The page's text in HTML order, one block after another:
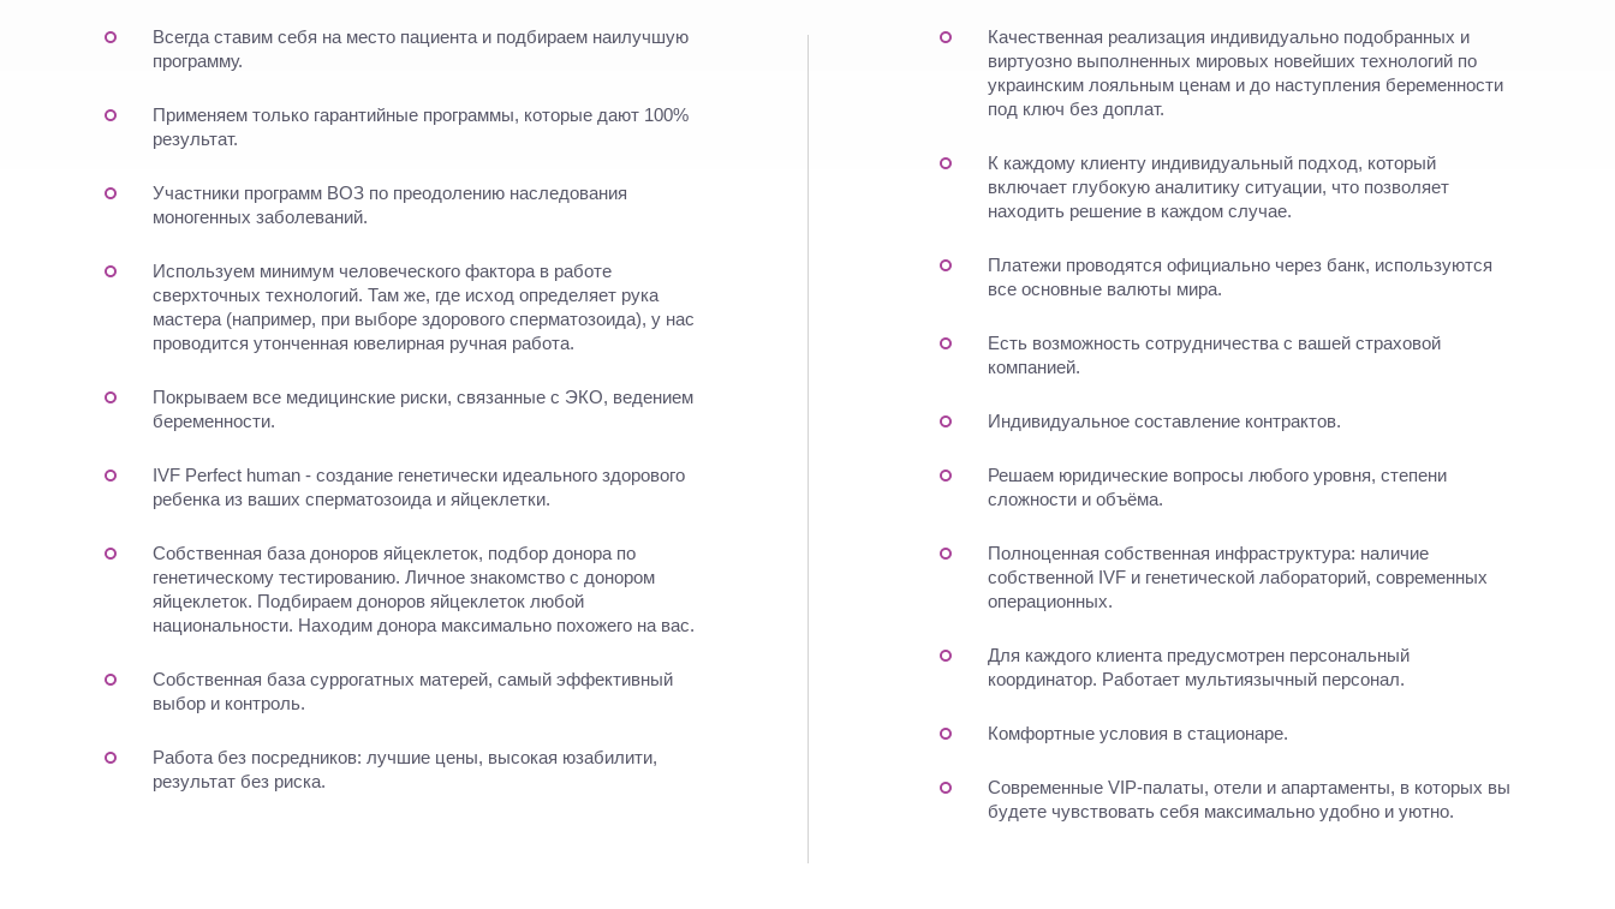
Всегда ставим себя на место пациента и подбираем наилучшую
программу.
Применяем только гарантийные программы, которые дают 100%
результат.
Участники программ ВОЗ по преодолению наследования
моногенных заболеваний.
Используем минимум человеческого фактора в работе
сверхточных технологий. Там же, где исход определяет рука
мастера (например, при выборе здорового сперматозоида), у нас
проводится утонченная ювелирная ручная работа.
Покрываем все медицинские риски, связанные с ЭКО, ведением
беременности.
IVF Perfect human - создание генетически идеального здорового
ребенка из ваших сперматозоида и яйцеклетки.
Собственная база доноров яйцеклеток, подбор донора по
генетическому тестированию. Личное знакомство с донором
яйцеклеток. Подбираем доноров яйцеклеток любой
национальности. Находим донора максимально похожего на вас.
Собственная база суррогатных матерей, самый эффективный
выбор и контроль.
Работа без посредников: лучшие цены, высокая юзабилити,
результат без риска.
Качественная реализация индивидуально подобранных и
виртуозно выполненных мировых новейших технологий по
украинским лояльным ценам и до наступления беременности
под ключ без доплат.
К каждому клиенту индивидуальный подход, который
включает глубокую аналитику ситуации, что позволяет
находить решение в каждом случае.
Платежи проводятся официально через банк, используются
все основные валюты мира.
Есть возможность сотрудничества с вашей страховой
компанией.
Индивидуальное составление контрактов.
Решаем юридические вопросы любого уровня, степени
сложности и объёма.
Полноценная собственная инфраструктура: наличие
собственной IVF и генетической лабораторий, современных
операционных.
Для каждого клиента предусмотрен персональный
координатор. Работает мультиязычный персонал.
Комфортные условия в стационаре.
Современные VIP-палаты, отели и апартаменты, в которых вы
будете чувствовать себя максимально удобно и уютно.